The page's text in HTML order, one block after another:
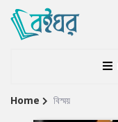
Site
Home বিস্ময়